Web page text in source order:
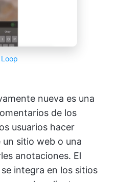
Loop
nueva es una
de los
usuarios hacer
sitio web o una
anotaciones. El
integra en los sitios